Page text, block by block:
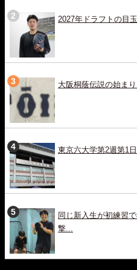
2027年ドラフトの目
大阪桐蔭伝説の始ま
東京六大学第2週第1
同じ新入生が初練習
撃...